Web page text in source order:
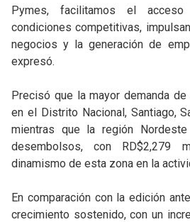
Pymes, facilitamos el
condiciones competitivas,
negocios y la generación de
expresó.
Precisó que la mayor demanda
en el Distrito Nacional, Santiago,
mientras que la región
desembolsos, con RD$2,279
dinamismo de esta zona en la
En comparación con la edición
crecimiento sostenido, con un